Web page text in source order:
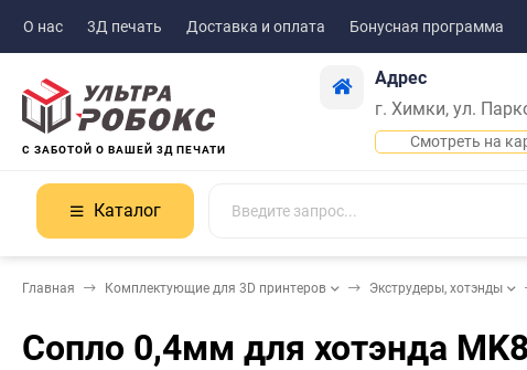
О нас 3Д печать Доставка и оплата Бонусная программа
С ЗАБОТОЙ О ВАШЕЙ 3Д ПЕЧАТИ
Адрес
г. Химки, ул.
Смотреть на
Каталог
Главная Комплектующие для 3D принтеров Экструдеры, хотэнды
Сопло 0,4мм для хотэнда